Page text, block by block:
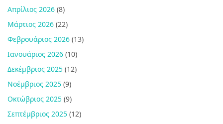
Απρίλιος 2026 (8)
Μάρτιος 2026 (22)
Φεβρουάριος 2026 (13)
Ιανουάριος 2026 (10)
Δεκέμβριος 2025 (12)
Νοέμβριος 2025 (9)
Οκτώβριος 2025 (9)
Σεπτέμβριος 2025 (12)